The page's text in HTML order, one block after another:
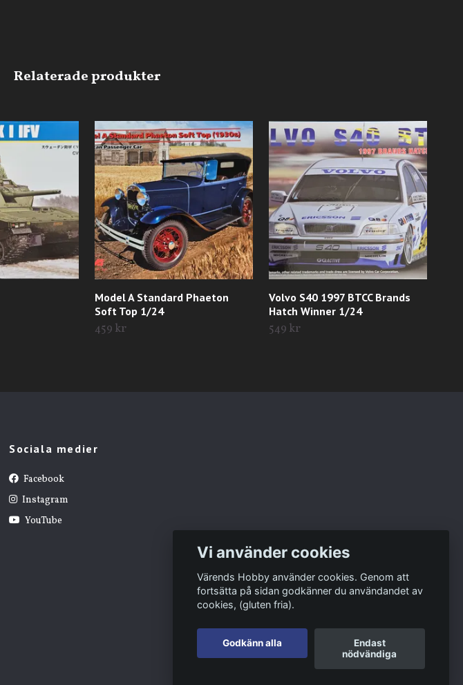
Model A Standard Phaeton
Soft Top 1/24
459 kr
Volvo S40 1997 BTCC Brands
Hatch Winner 1/24
549 kr
Sociala medier
Facebook
Instagram
YouTube
Vi använder cookies
Värends Hobby använder cookies. Genom att
fortsätta på sidan godkänner du användandet av
cookies, (gluten fria).
Godkänn alla
Endast
nödvändiga